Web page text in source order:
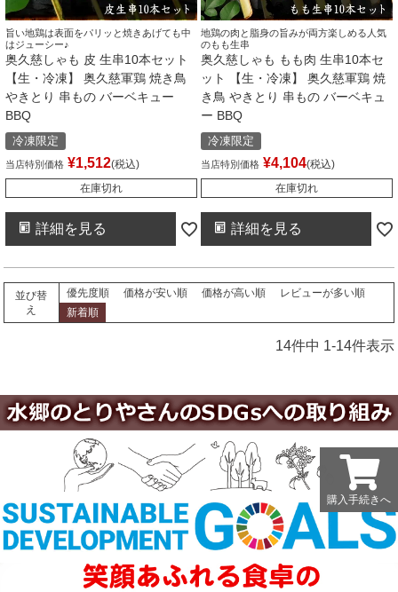
旨い地鶏は表面をパリッと焼きあげても中
はジューシー♪
奥久慈しゃも 皮 生串10本セット
【生・冷凍】 奥久慈軍鶏 焼き鳥
やきとり 串もの バーベキュー
BBQ
冷凍限定
当店特別価格 ¥1,512 税込
在庫切れ
詳細を見る
地鶏の肉と脂身の旨みが両方楽しめる人気
のもも生串
奥久慈しゃも もも肉 生串10本セ
ット 【生・冷凍】 奥久慈軍鶏 焼
き鳥 やきとり 串もの バーベキュ
ー BBQ
冷凍限定
当店特別価格 ¥4,104 税込
在庫切れ
詳細を見る
並び替
え
優先度順 価格が安い順 価格が高い順
レビューが多い順
新着順
14件中 1-14件表示
購入手続きへ
購入手続きへ